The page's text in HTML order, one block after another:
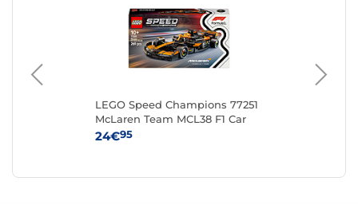
LEGO Speed Champions 77251
McLaren Team MCL38 F1 Car
24€95